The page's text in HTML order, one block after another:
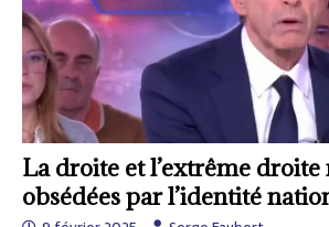
La droite et l’extrême droite
obsédées par l’identité